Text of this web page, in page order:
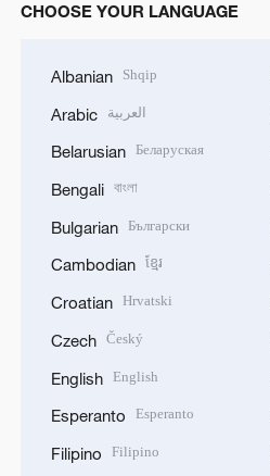
CHOOSE YOUR LANGUAGE
Albanian Shqip
Arabic العربية
Belarusian Беларуская
Bengali বাংলা
Bulgarian Български
Cambodian ខ្មែរ
Croatian Hrvatski
Czech Český
English English
Esperanto Esperanto
Filipino Filipino